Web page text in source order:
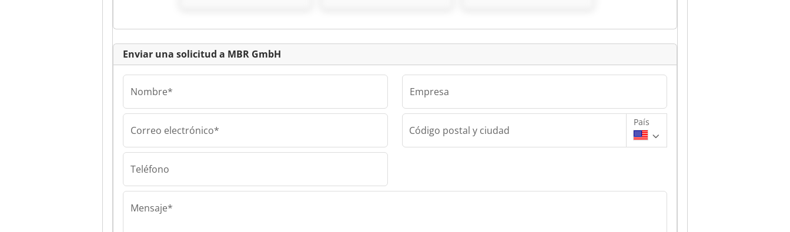
MBR GmbH
Clasificado
Enviar una solicitud a MBR GmbH
Nombre*
Correo electrónico*
Teléfono
Empresa
Código postal y ciudad
País
Mensaje*